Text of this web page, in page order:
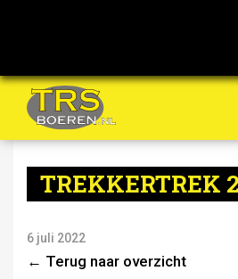
TREKKERTREK
6 juli 2022
← Terug naar overzicht